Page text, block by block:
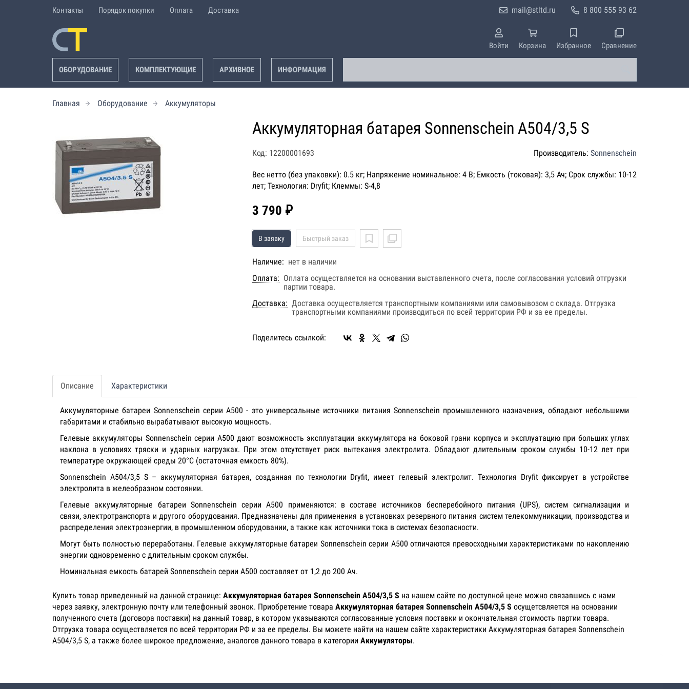
Контакты Порядок покупки Оплата Доставка 8 800 555 93 62
mail@stltd.ru
Войти Корзина Избранное Сравнение
ОБОРУДОВАНИЕ КОМПЛЕКТУЮЩИЕ АРХИВНОЕ ИНФОРМАЦИЯ
Главная Оборудование Аккумуляторы
Аккумуляторная батарея Sonnenschein A504/3,5 S
Код: 12200001693 Производитель: Sonnenschein
Вес нетто (без упаковки): 0.5 кг; Напряжение номинальное: 4 В; Емкость (токовая): 3,5 Ач; Срок службы: 10-12
лет; Технология: Dryfit; Клеммы: S-4,8
3 790 ₽
В заявку Быстрый заказ
Наличие: нет в наличии
Оплата: Оплата осуществляется на основании выставленного счета, после согласования условий отгрузки
партии товара.
Доставка: Доставка осуществляется транспортными компаниями или самовывозом с склада. Отгрузка
транспортными компаниями производиться по всей территории РФ и за ее пределы.
Поделитесь ссылкой:
Описание Характеристики
Аккумуляторные батареи Sonnenschein серии А500 - это универсальные источники питания Sonnenschein промышленного назначения, обладают небольшими
габаритами и стабильно вырабатывают высокую мощность.
Гелевые аккумуляторы Sonnenschein серии А500 дают возможность эксплуатации аккумулятора на боковой грани корпуса и эксплуатацию при больших углах
наклона в условиях тряски и ударных нагрузках. При этом отсутствует риск вытекания электролита. Обладают длительным сроком службы 10-12 лет при
температуре окружающей среды 20°C (остаточная емкость 80%).
Sonnenschein A504/3,5 S – аккумуляторная батарея, созданная по технологии Dryfit, имеет гелевый электролит. Технология Dryfit фиксирует в устройстве
электролита в желеобразном состоянии.
Гелевые аккумуляторные батареи Sonnenschein серии А500 применяются: в составе источников бесперебойного питания (UPS), систем сигнализации и
связи, электротранспорта и другого оборудования. Предназначены для применения в установках резервного питания систем телекоммуникации, производства и
распределения электроэнергии, в промышленном оборудовании, а также как источники тока в системах безопасности.
Могут быть полностью переработаны. Гелевые аккумуляторные батареи Sonnenschein серии А500 отличаются превосходными характеристиками по накоплению
энергии одновременно с длительным сроком службы.
Номинальная емкость батарей Sonnenschein серии A500 составляет от 1,2 до 200 Aч.
Купить товар приведенный на данной странице: Аккумуляторная батарея Sonnenschein A504/3,5 S на нашем сайте по доступной цене можно связавшись с нами
через заявку, электронную почту или телефонный звонок. Приобретение товара Аккумуляторная батарея Sonnenschein A504/3,5 S осущетсвляется на основании
полученного счета (договора поставки) на данный товар, в котором указываются согласованные условия поставки и окончательная стоимость партии товара.
Отгрузка товара осуществляется по всей территории РФ и за ее пределы. Вы можете найти на нашем сайте характеристики Аккумуляторная батарея Sonnenschein
A504/3,5 S, а также более широкое предложение, аналогов данного товара в категории Аккумуляторы.